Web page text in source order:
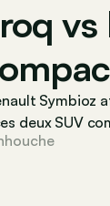
Symbioz
deux SUV